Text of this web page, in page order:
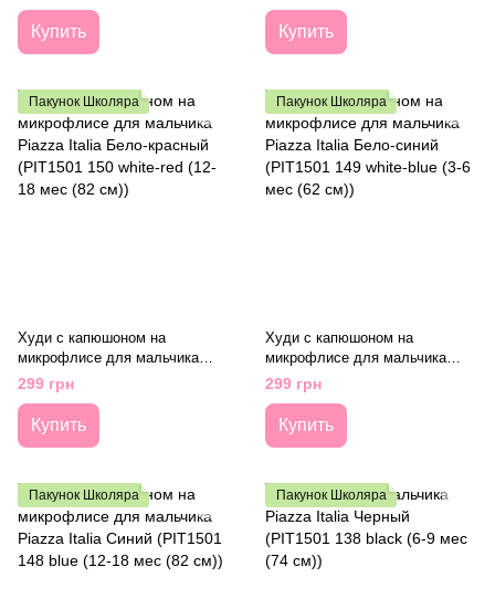
Купить
147 cm))
Купить
Пакунок Школяра
Худи с капюшоном на
микрофлисе для мальчика
Piazza Italia Бело-красный
(PIT1501 150 white-red (12-18
мес (82 см))
299 грн
Купить
Пакунок Школяра
Худи с капюшоном на
микрофлисе для мальчика
Piazza Italia Бело-синий
(PIT1501 149 white-blue (3-6
мес (62 см))
299 грн
Купить
Пакунок Школяра Пакунок Школяра